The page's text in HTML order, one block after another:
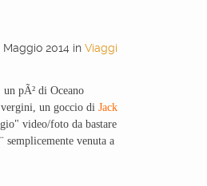
Maggio 2014 in Viaggi
pÃ² di Oceano
un goccio di Jack
video/foto da bastare
venuta a